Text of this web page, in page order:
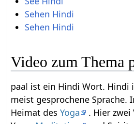
Sehen Hindi
Sehen Hindi
Video zum Thema
paal ist ein Hindi Wort.
meist gesprochene Sprache.
Heimat desYoga
. Hier zwei